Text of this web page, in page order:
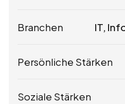
Branchen IT,
Persönliche Stärken
Soziale Stärken